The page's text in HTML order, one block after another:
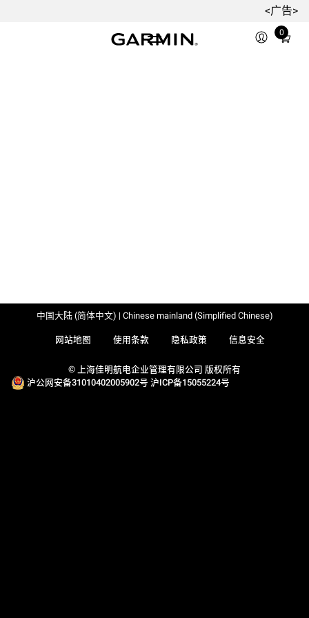
<广告>
0
Total
© 上海佳明航电企业管理有限公司 版权所有
沪公网安备31010402005902号 沪ICP备15055224号
网站地图 使用条款 隐私政策 信息安全
中国大陆 (简体中文) | Chinese mainland (Simplified Chinese)